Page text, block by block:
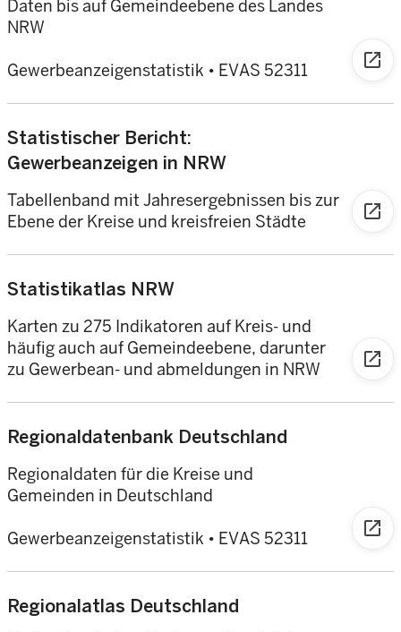
Daten bis auf Gemeindeebene des Landes
NRW
Gewerbeanzeigenstatistik • EVAS 52311 open_in_new
Statistischer Bericht:
Gewerbeanzeigen in NRW
Tabellenband mit Jahresergebnissen bis zur
Ebene der Kreise und kreisfreien Städte
open_in_new
Statistikatlas NRW
Karten zu 275 Indikatoren auf Kreis- und
häufig auch auf Gemeindeebene, darunter
zu Gewerbean- und abmeldungen in NRW
open_in_new
Regionaldatenbank Deutschland
Regionaldaten für die Kreise und
Gemeinden in Deutschland
Gewerbeanzeigenstatistik • EVAS 52311 open_in_new
Regionalatlas Deutschland